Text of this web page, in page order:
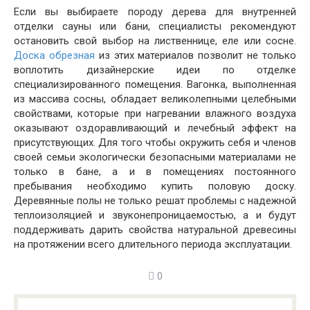
Если вы выбираете породу дерева для внутренней
отделки сауны или бани, специалисты рекомендуют
остановить свой выбор на лиственнице, еле или сосне.
Доска обрезная из этих материалов позволит не только
воплотить дизайнерские идеи по отделке
специализированного помещения. Вагонка, выполненная
из массива сосны, обладает великолепными целебными
свойствами, которые при нагревании влажного воздуха
оказывают оздоравливающий и лечебный эффект на
присутствующих. Для того чтобы окружить себя и членов
своей семьи экологически безопасными материалами не
только в бане, а и в помещениях постоянного
пребывания необходимо купить половую доску.
Деревянные полы не только решат проблемы с надежной
теплоизоляцией и звуконепроницаемостью, а и будут
поддерживать дарить свойства натуральной древесины
на протяжении всего длительного периода эксплуатации.
0